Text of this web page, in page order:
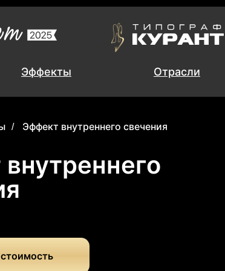
Эффекты Отрасли
Эффекты Отрасли
/ Эффект внутреннего свечения